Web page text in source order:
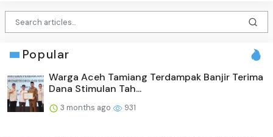
Popular
Warga Aceh Tamiang Terdampak Banjir Terima
Dana Stimulan Tah...
3 months ago 931